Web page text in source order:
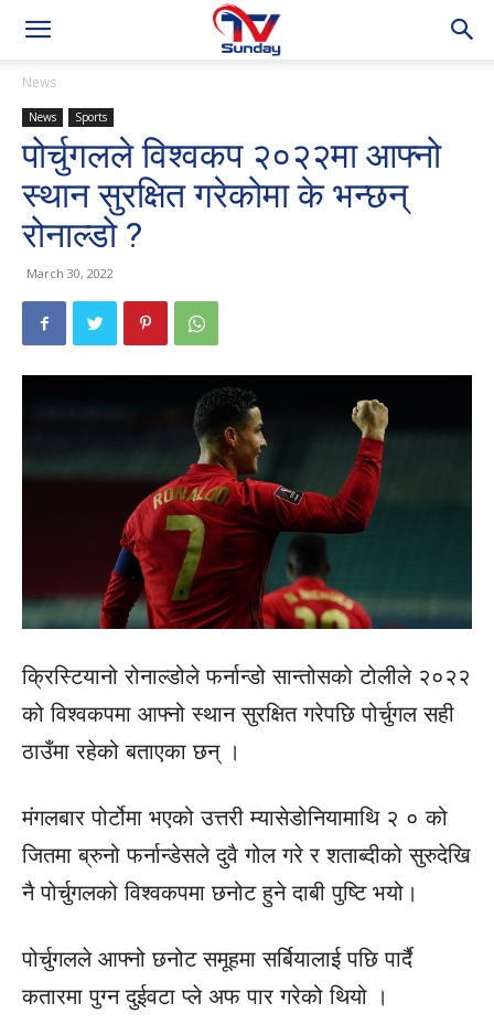
News
News Sports
पोर्चुगलले विश्वकप २०२२मा आफ्नो
स्थान सुरक्षित गरेकोमा के भन्छन्
रोनाल्डो ?
March 30, 2022
क्रिस्टियानो रोनाल्डोले फर्नान्डो सान्तोसको टोलीले २०२२
को विश्वकपमा आफ्नो स्थान सुरक्षित गरेपछि पोर्चुगल सही
ठाउँमा रहेको बताएका छन् ।
मंगलबार पोर्टोमा भएको उत्तरी म्यासेडोनियामाथि २ ० को
जितमा ब्रुनो फर्नान्डेसले दुवै गोल गरे र शताब्दीको सुरुदेखि
नै पोर्चुगलको विश्वकपमा छनोट हुने दाबी पुष्टि भयो।
पोर्चुगलले आफ्नो छनोट समूहमा सर्बियालाई पछि पार्दै
कतारमा पुग्न दुईवटा प्ले अफ पार गरेको थियो ।